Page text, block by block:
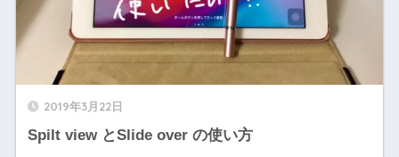
2019年3月22日
Spilt view とSlide over の使い方